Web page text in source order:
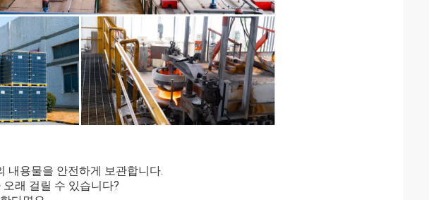
내용물을 안전하게 보관합니다.
래 걸릴 수 있습니다?